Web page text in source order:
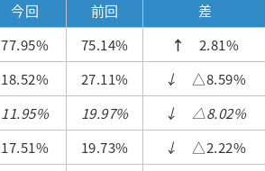
今回 前回
差
77.95% 75.14% ↑
2.81%
18.52% 27.11% ↓
△8.59%
11.95% 19.97%
↓ △8.02%
17.51% 19.73% ↓
△2.22%